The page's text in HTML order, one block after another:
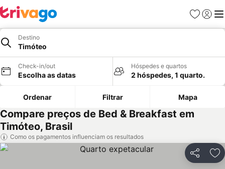
Favoritos
Iniciar
Destino
Timóteo
Check-in/out
Escolha as datas
Hóspedes e quartos
2 hóspedes, 1 quarto.
Ordenar Filtrar Mapa
Compare preços de Bed & Breakfast em
Timóteo, Brasil
Como os pagamentos influenciam os resultados
Partilhar